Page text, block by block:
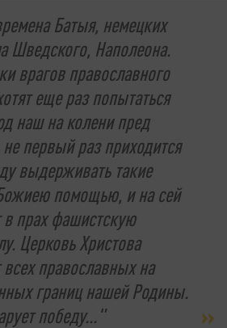
Батыя, немецких
Шведского, Наполеона.
врагов православного
еще раз попытаться
наш на колени пред
первый раз приходится
выдерживать такие
помощью, и на сей
в прах фашистскую
Церковь Христова
всех православных на
границ нашей Родины.
победу..."